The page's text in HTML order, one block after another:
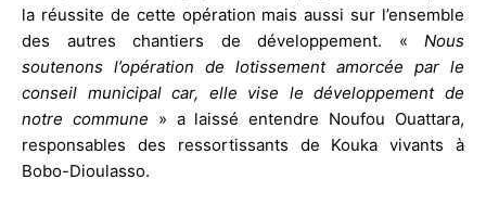
la réussite de cette opération mais aussi sur l’ensemble
des autres chantiers de développement. « Nous
soutenons l’opération de lotissement amorcée par le
conseil municipal car, elle vise le développement de
notre commune » a laissé entendre Noufou Ouattara,
responsables des ressortissants de Kouka vivants à
Bobo-Dioulasso.